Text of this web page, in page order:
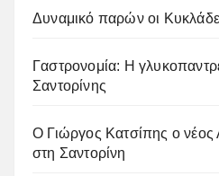
Δυναμικό παρών οι
Γαστρονομία: Η
Σαντορίνης
Ο Γιώργος Κατσίπης ο νέος
στη Σαντορίνη